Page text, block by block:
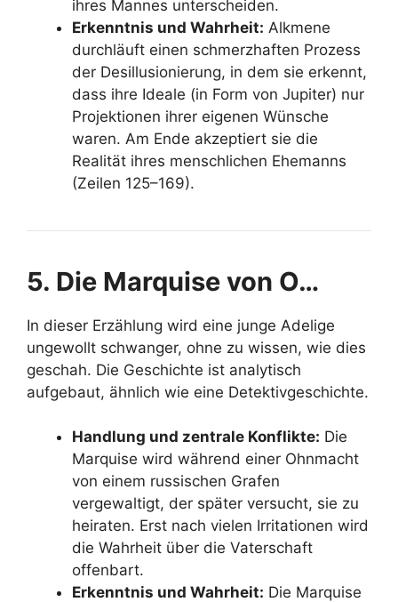
ihres Mannes unterscheiden.
Erkenntnis und Wahrheit: Alkmene
durchläuft einen schmerzhaften Prozess
der Desillusionierung, in dem sie erkennt,
dass ihre Ideale (in Form von Jupiter) nur
Projektionen ihrer eigenen Wünsche
waren. Am Ende akzeptiert sie die
Realität ihres menschlichen Ehemanns
(Zeilen 125–169).
5. Die Marquise von O…
In dieser Erzählung wird eine junge Adelige
ungewollt schwanger, ohne zu wissen, wie dies
geschah. Die Geschichte ist analytisch
aufgebaut, ähnlich wie eine Detektivgeschichte.
Handlung und zentrale Konflikte: Die
Marquise wird während einer Ohnmacht
von einem russischen Grafen
vergewaltigt, der später versucht, sie zu
heiraten. Erst nach vielen Irritationen wird
die Wahrheit über die Vaterschaft
offenbart.
Erkenntnis und Wahrheit: Die Marquise